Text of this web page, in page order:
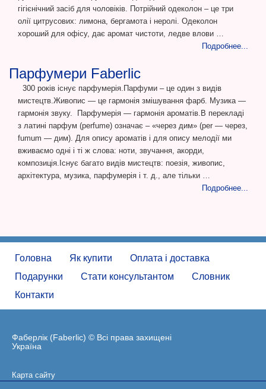
гігієнічний засіб для чоловіків. Потрійний одеколон – це три
олії цитрусових: лимона, бергамота і неролі. Одеколон
хороший для офісу, дає аромат чистоти, ледве влови …
Подробнее...
Парфумери Faberlic
300 років існує парфумерія.Парфуми – це один з видів
мистецтв.Живопис — це гармонія змішування фарб. Музика —
гармонія звуку. Парфумерія — гармонія ароматів.В перекладі
з латині парфум (perfume) означає – «через дим» (per — через,
fumum — дим). Для опису ароматів і для опису мелодії ми
вживаємо одні і ті ж слова: ноти, звучання, акорди,
композиція.Існує багато видів мистецтв: поезія, живопис,
архітектура, музика, парфумерія і т. д., але тільки …
Подробнее...
Головна Як купити
Оплата і доставка
Подарунки
Стати консультантом
Словник
Контакти
Фаберлік (Faberlic) © Всі права захищені
Україна
Карта сайту